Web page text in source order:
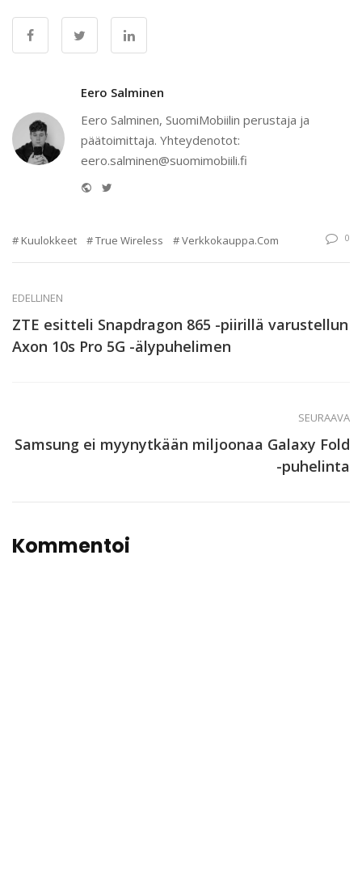
Eero Salminen
Eero Salminen, SuomiMobiilin perustaja ja
päätoimittaja. Yhteydenotot:
eero.salminen@suomimobiili.fi
Website
Kuulokkeet True Wireless Verkkokauppa.com 0
EDELLINEN
ZTE esitteli Snapdragon 865 -piirillä varustellun
Axon 10s Pro 5G -älypuhelimen
SEURAAVA
Samsung ei myynytkään miljoonaa Galaxy Fold
-puhelinta
Kommentoi